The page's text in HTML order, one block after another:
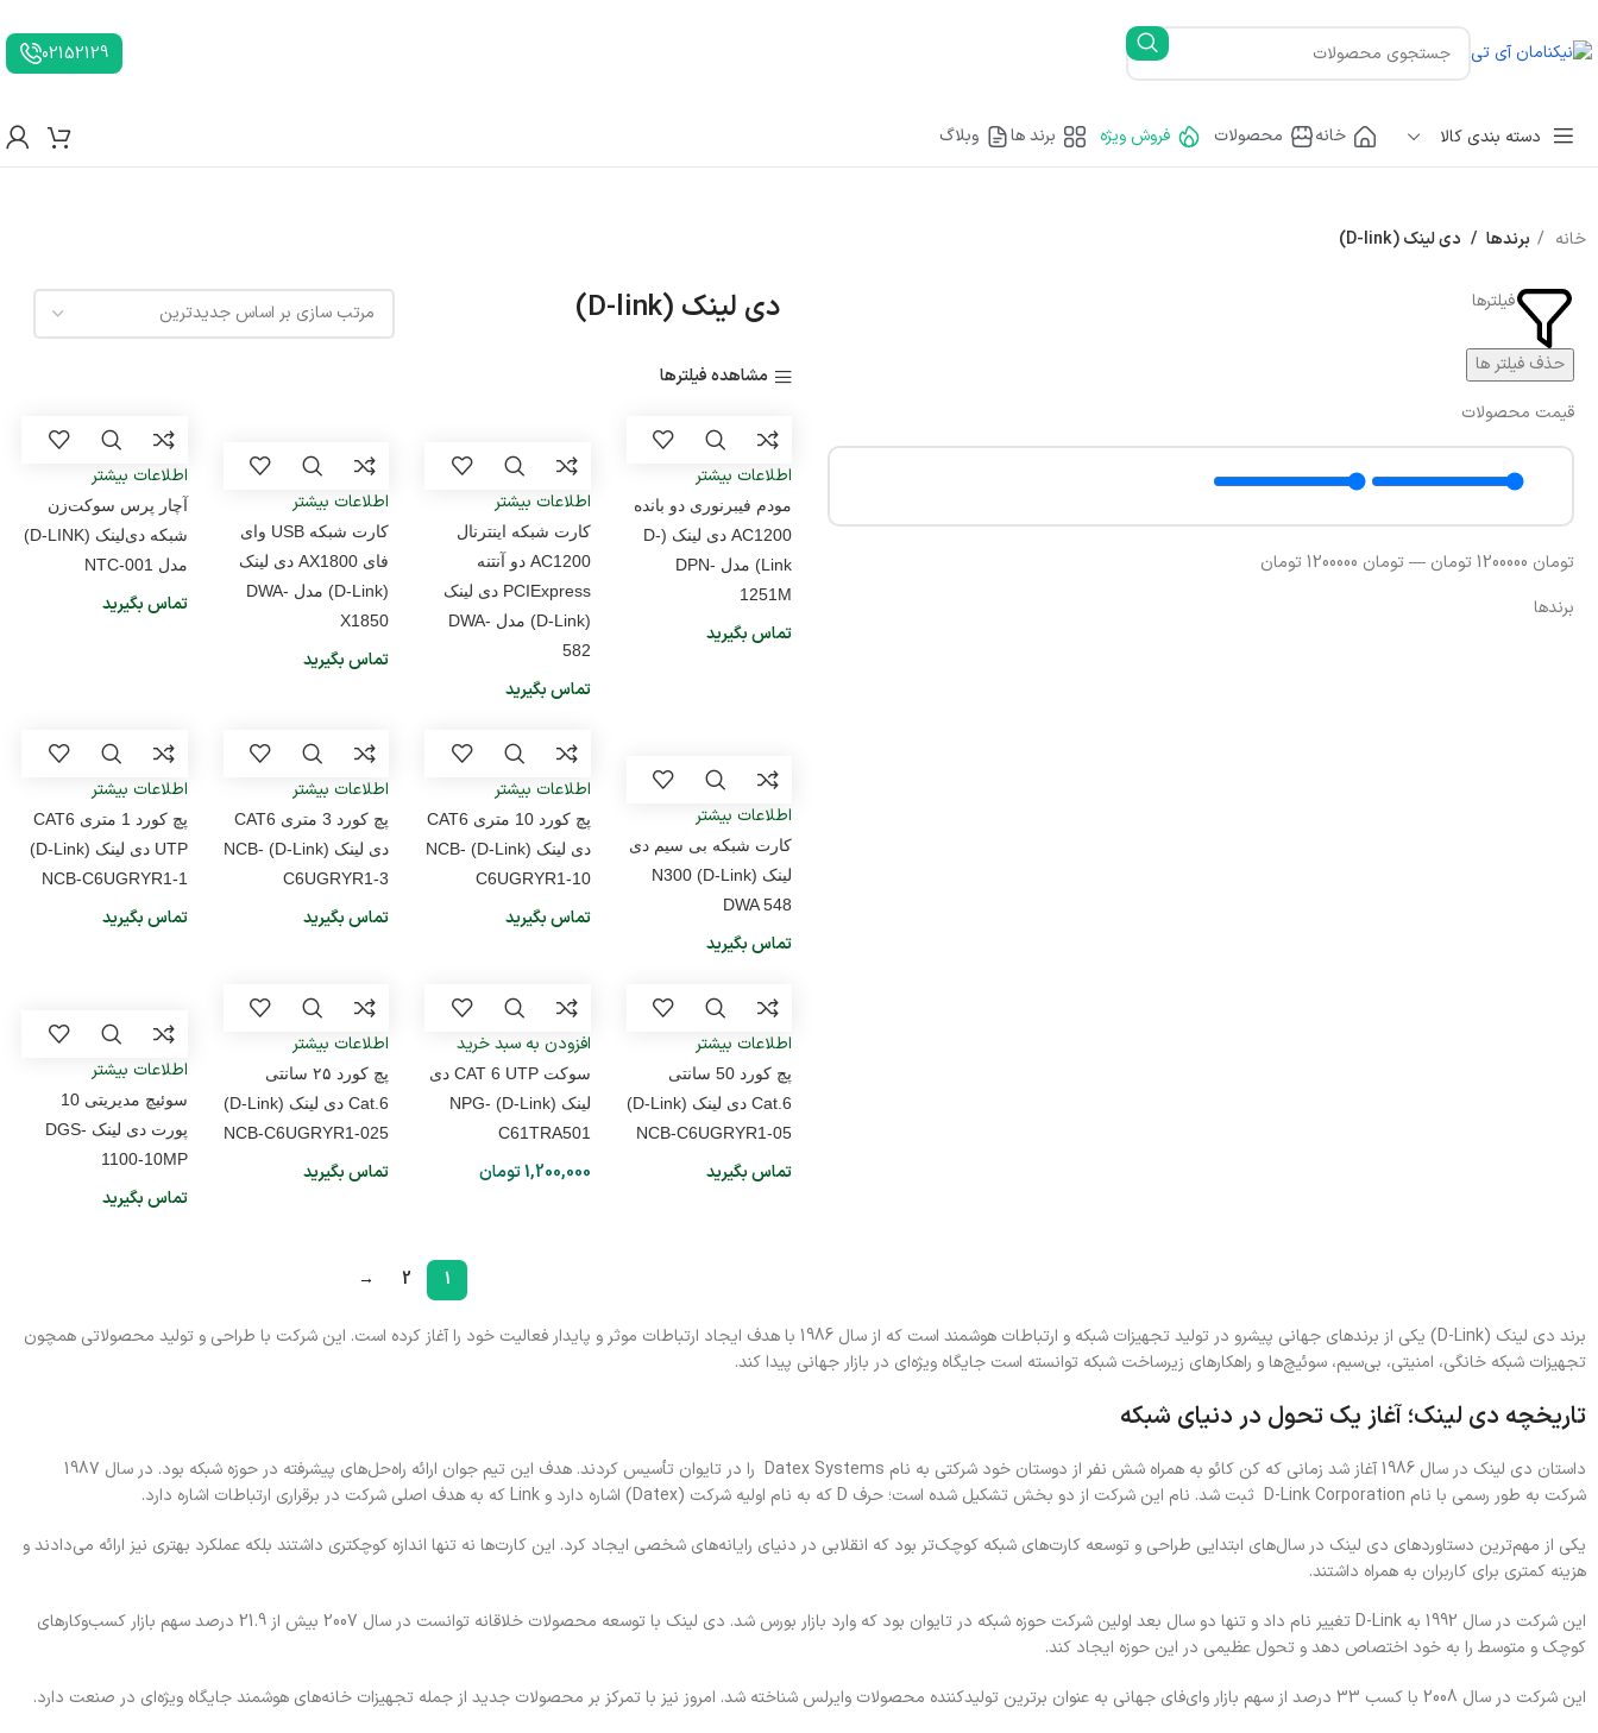
02152129
دسته بندی کالا خانه محصولات فروش ویژه برند ها وبلاگ
خانه برندها دی لینک (D-link)
فیلترها
حذف فیلتر ها
قیمت محصولات
تومان 1200000تومان —تومان 1200000تومان
برندها
دی لینک (D-link)
مشاهده فیلترها
اطلاعات بیشتر
مودم فیبرنوری دو بانده
AC1200 دی لینک (D-
Link) مدل DPN-
1251M
تماس بگیرید
اطلاعات بیشتر
کارت شبکه اینترنال
AC1200 دو آنتنه
PCIExpress دی لینک
(D-Link) مدل DWA-
582
تماس بگیرید
اطلاعات بیشتر
کارت شبکه USB وای
فای AX1800 دی لینک
(D-Link) مدل DWA-
X1850
تماس بگیرید
اطلاعات بیشتر
آچار پرس سوکت‌زن
شبکه دی‌لینک (D-LINK)
مدل NTC-001
تماس بگیرید
اطلاعات بیشتر
کارت شبکه بی سیم دی
لینک (D-Link) N300
DWA 548
تماس بگیرید
اطلاعات بیشتر
پچ کورد 10 متری CAT6
دی لینک (D-Link) NCB-
C6UGRYR1-10
تماس بگیرید
اطلاعات بیشتر
پچ کورد 3 متری CAT6
دی لینک (D-Link) NCB-
C6UGRYR1-3
تماس بگیرید
اطلاعات بیشتر
پچ کورد 1 متری CAT6
UTP دی لینک (D-Link)
NCB-C6UGRYR1-1
تماس بگیرید
اطلاعات بیشتر
پچ کورد 50 سانتی
Cat.6 دی لینک (D-Link)
NCB-C6UGRYR1-05
تماس بگیرید
افزودن به سبد خرید
سوکت CAT 6 UTP دی
لینک (D-Link) NPG-
C61TRA501
1,200,000تومان
اطلاعات بیشتر
پچ کورد ۲۵ سانتی
Cat.6 دی لینک (D-Link)
NCB-C6UGRYR1-025
تماس بگیرید
اطلاعات بیشتر
سوئیچ مدیریتی 10
پورت دی لینک DGS-
1100-10MP
تماس بگیرید
1
2
→
برند دی لینک (D-Link) یکی از برندهای جهانی پیشرو در تولید تجهیزات شبکه و ارتباطات هوشمند است که از سال 1986 با هدف ایجاد ارتباطات موثر و پایدار فعالیت خود را آغاز کرده است. این شرکت با طراحی و تولید محصولاتی همچون
تجهیزات شبکه خانگی، امنیتی، بی‌سیم، سوئیچ‌ها و راهکارهای زیرساخت شبکه توانسته است جایگاه ویژه‌ای در بازار جهانی پیدا کند.
تاریخچه دی لینک؛ آغاز یک تحول در دنیای شبکه
داستان دی لینک در سال 1986 آغاز شد زمانی که کن کائو به همراه شش نفر از دوستان خود شرکتی به نام Datex Systems را در تایوان تأسیس کردند. هدف این تیم جوان ارائه راه‌حل‌های پیشرفته در حوزه شبکه بود. در سال 1987
شرکت به طور رسمی با نام D-Link Corporation ثبت شد. نام این شرکت از دو بخش تشکیل شده است؛ حرف D که به نام اولیه شرکت (Datex) اشاره دارد و Link که به هدف اصلی شرکت در برقراری ارتباطات اشاره دارد.
یکی از مهم‌ترین دستاوردهای دی لینک در سال‌های ابتدایی طراحی و توسعه کارت‌های شبکه کوچک‌تر بود که انقلابی در دنیای رایانه‌های شخصی ایجاد کرد. این کارت‌ها نه تنها اندازه کوچکتری داشتند بلکه عملکرد بهتری نیز ارائه می‌دادند و
هزینه کمتری برای کاربران به همراه داشتند.
این شرکت در سال 1992 به D-Link تغییر نام داد و تنها دو سال بعد اولین شرکت حوزه شبکه در تایوان بود که وارد بازار بورس شد. دی لینک با توسعه محصولات خلاقانه توانست در سال 2007 بیش از 21.9 درصد سهم بازار کسب‌وکارهای
کوچک و متوسط را به خود اختصاص دهد و تحول عظیمی در این حوزه ایجاد کند.
این شرکت در سال 2008 با کسب 33 درصد از سهم بازار وای‌فای جهانی به عنوان برترین تولیدکننده محصولات وایرلس شناخته شد. امروز نیز با تمرکز بر محصولات جدید از جمله تجهیزات خانه‌های هوشمند جایگاه ویژه‌ای در صنعت دارد.